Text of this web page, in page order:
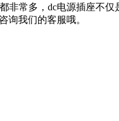
常多，dc电源插座不
询我们的客服哦。